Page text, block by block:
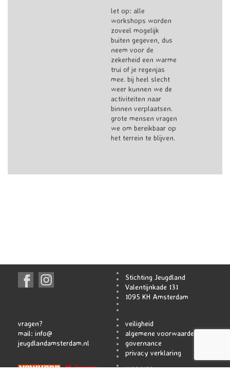
let op: alle
workshops worden
zoveel mogelijk
buiten gegeven, dus
neem voor de
zekerheid een warme
trui of je regenjas
mee. bij heel slecht
weer kunnen we de
activiteiten naar
binnen verplaatsen.
grote mensen vragen
we om bereikbaar op
het terrein te blijven.
Stichting Jeugdland
Valentijnkade 131
1095 KH Amsterdam
vragen?
mail: info@
jeugdlandamsterdam.nl
veiligheid
algemene voorwaarden
governance
privacy verklaring
WEBSITE